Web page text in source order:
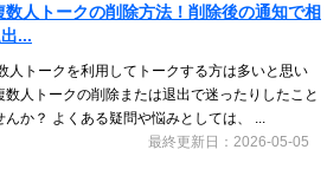
数人トークの削除方法！削除後の通知で相
...
人トークを利用してトークする方は多いと思い
数人トークの削除または退出で迷ったりしたこと
か？ よくある疑問や悩みとしては、 ...
最終更新日：2026-05-05